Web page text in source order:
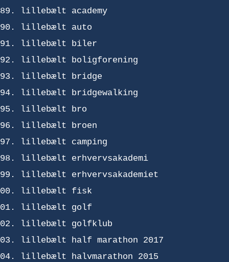
lillebælt academy
lillebælt auto
lillebælt biler
lillebælt boligforening
lillebælt bridge
lillebælt bridgewalking
lillebælt bro
lillebælt broen
lillebælt camping
lillebælt erhvervsakademi
lillebælt erhvervsakademiet
lillebælt fisk
lillebælt golf
lillebælt golfklub
lillebælt half marathon 2017
lillebælt halvmarathon 2015